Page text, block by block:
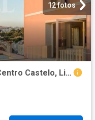
12 fotos
à venda Apartamento de luxo, Centro Castelo, Lisboa